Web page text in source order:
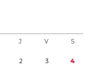
J V S
2 3 4